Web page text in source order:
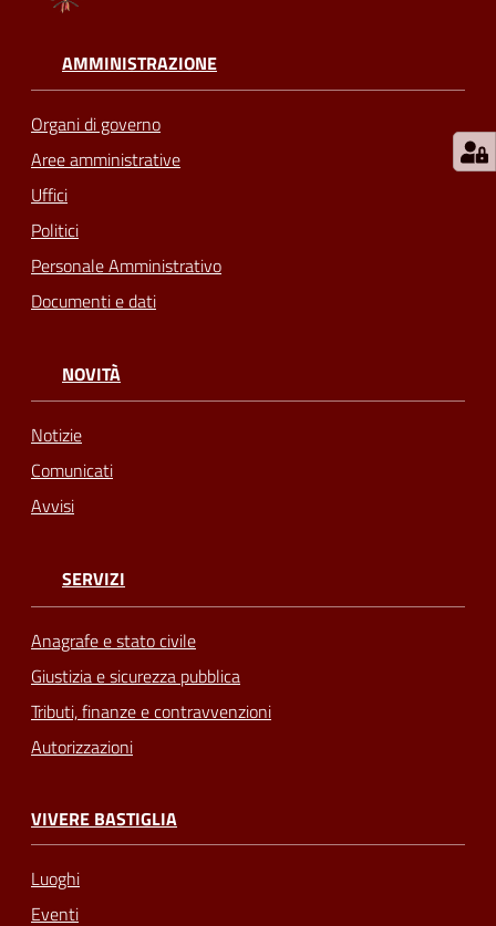
AMMINISTRAZIONE
Organi di governo
Aree amministrative
Uffici
Politici
Personale Amministrativo
Documenti e dati
NOVITÀ
Notizie
Comunicati
Avvisi
SERVIZI
Anagrafe e stato civile
Giustizia e sicurezza pubblica
Tributi, finanze e contravvenzioni
Autorizzazioni
VIVERE BASTIGLIA
Luoghi
Eventi